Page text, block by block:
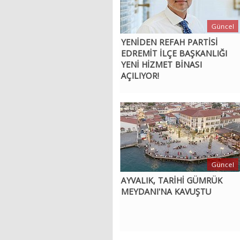
YENİDEN REFAH PARTİSİ
EDREMİT İLÇE BAŞKANLIĞI
YENİ HİZMET BİNASI
AÇILIYOR!
Güncel
AYVALIK, TARİHİ GÜMRÜK
MEYDANI'NA KAVUŞTU
Güncel